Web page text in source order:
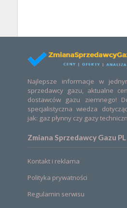
Najlepsze informacje w
sprzedawcy gazu, aktualne
dostawców gazu ziemnego!
specjalistyczna wiedza
jak: gaz płynny czy gazy
Zmiana Sprzedawcy Gazu PL
Kontakt i reklama
Polityka prywatności
Regulamin serwisu